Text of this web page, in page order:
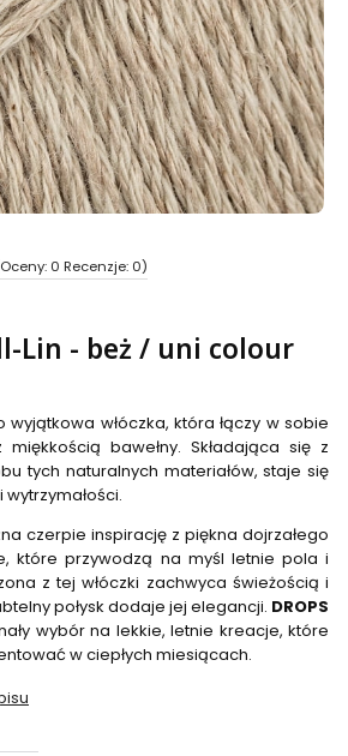
0 Recenzje: 0)
do sekcji Opinie
Lin - beż / uni colour
wyjątkowa włóczka, która łączy w sobie
bawełny. Składająca się z
tych naturalnych materiałów, staje się
czerpie inspirację z piękna dojrzałego
które przywodzą na myśl letnie pola i
z tej włóczki zachwyca świeżością i
połysk dodaje jej elegancji. DROPS
wybór na lekkie, letnie kreacje, które
w ciepłych miesiącach.